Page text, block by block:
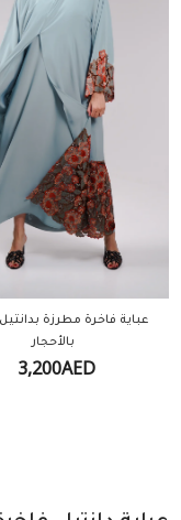
عباية فاخرة مطرزة
بالأحجار
3,200AED